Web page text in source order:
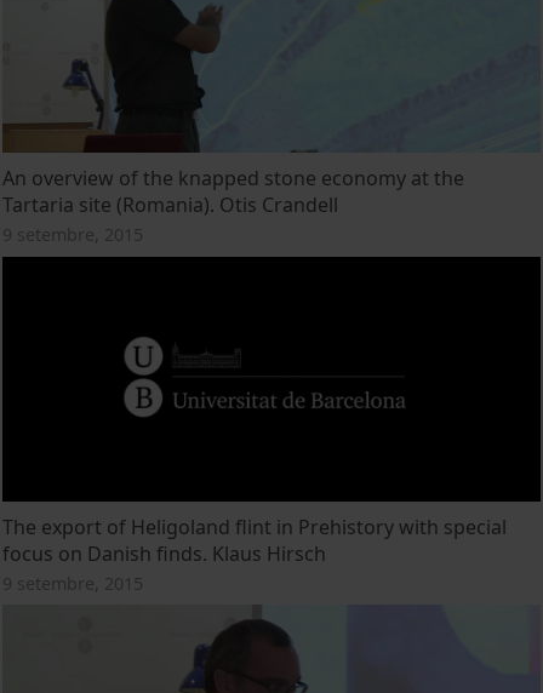
An overview of the knapped stone economy at the
Tartaria site (Romania). Otis Crandell
9 setembre, 2015
The export of Heligoland flint in Prehistory with special
focus on Danish finds. Klaus Hirsch
9 setembre, 2015